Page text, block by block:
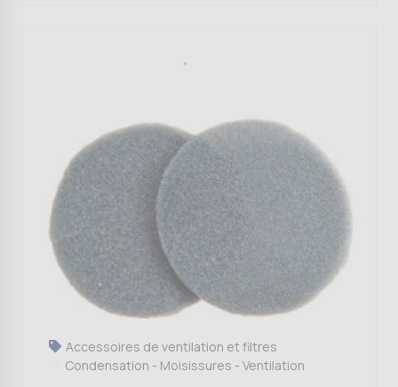
Accessoires de ventilation et filtres
Condensation - Moisissures - Ventilation